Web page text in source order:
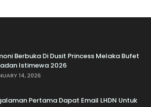
Berbuka Di Dusit Princess Melaka Bufet
Istimewa 2026
14, 2026
Pertama Dapat Email LHDN Untuk